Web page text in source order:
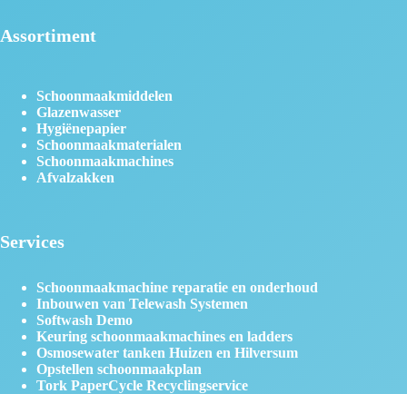
Assortiment
Schoonmaakmiddelen
Glazenwasser
Hygiënepapier
Schoonmaakmaterialen
Schoonmaakmachines
Afvalzakken
Services
Schoonmaakmachine reparatie en onderhoud
Inbouwen van Telewash Systemen
Softwash Demo
Keuring schoonmaakmachines en ladders
Osmosewater tanken Huizen en Hilversum
Opstellen schoonmaakplan
Tork PaperCycle Recyclingservice